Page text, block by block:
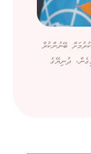
ބޭނުންކުރާ
ދުނިޔޭގެ